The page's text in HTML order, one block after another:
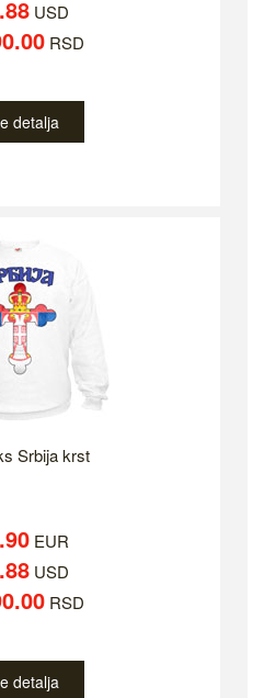
USD
RSD
detalja
Srbija krst
EUR
USD
RSD
detalja